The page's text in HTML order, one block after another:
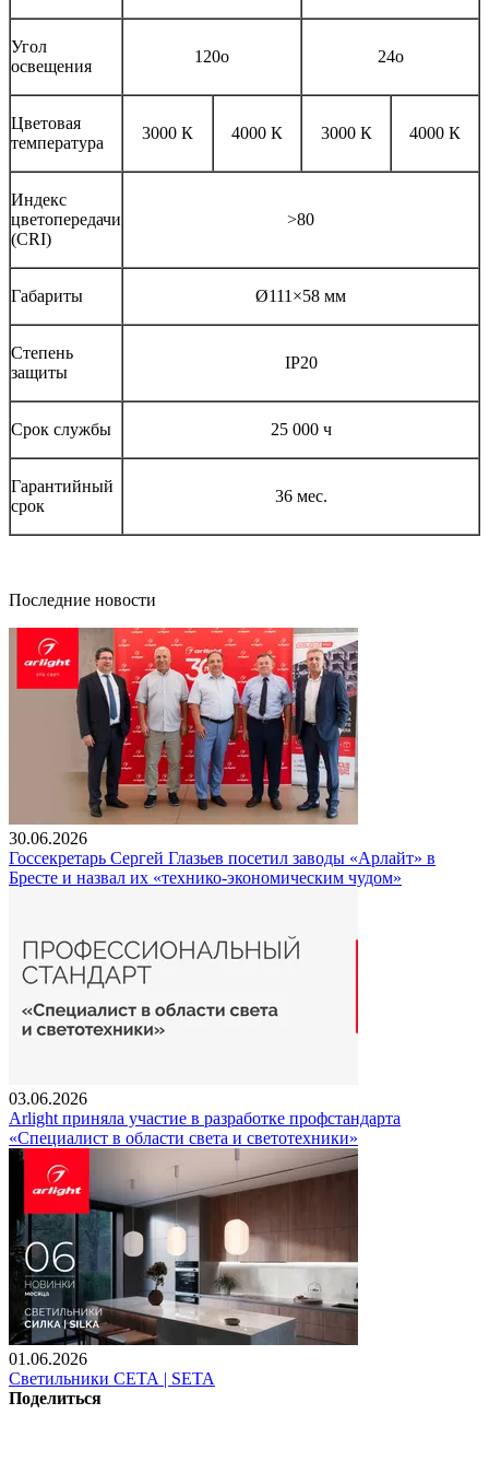
Угол
освещения
120o 24o
Цветовая
температура
3000 К 4000 К 3000 К 4000 К
Индекс
цветопередачи
(CRI)
>80
Габариты Ø111×58 мм
Степень
защиты
IP20
Срок службы 25 000 ч
Гарантийный
срок
36 мес.
Последние новости
30.06.2026
Госсекретарь Сергей Глазьев посетил заводы «Арлайт» в
Бресте и назвал их «технико-экономическим чудом»
03.06.2026
Arlight приняла участие в разработке профстандарта
«Специалист в области света и светотехники»
01.06.2026
Светильники СЕТА | SETA
Поделиться